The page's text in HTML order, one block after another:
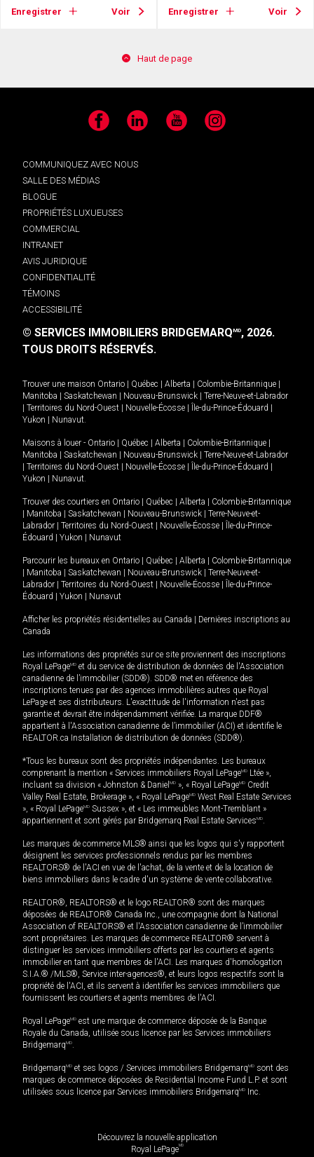
Enregistrer Voir Enregistrer Voir
Haut de page
Facebook LinkedIn YouTube Instagram
COMMUNIQUEZ AVEC NOUS
SALLE DES MÉDIAS
BLOGUE
PROPRIÉTÉS LUXUEUSES
COMMERCIAL
INTRANET
AVIS JURIDIQUE
CONFIDENTIALITÉ
TÉMOINS
ACCESSIBILITÉ
© SERVICES IMMOBILIERS BRIDGEMARQMD, 2026.
TOUS DROITS RÉSERVÉS.
Trouver une maison Ontario Québec Alberta Colombie-Britannique
Manitoba
Saskatchewan Nouveau-Brunswick
Terre-Neuve-et-Labrador
Territoires du Nord-Ouest Nouvelle-Écosse Île-du-Prince-Édouard
Yukon
Nunavut.
Maisons à louer - Ontario Québec Alberta Colombie-Britannique
Manitoba
Saskatchewan Nouveau-Brunswick
Terre-Neuve-et-Labrador
Territoires du Nord-Ouest Nouvelle-Écosse Île-du-Prince-Édouard
Yukon
Nunavut.
Trouver des courtiers en Ontario Québec Alberta
Colombie-Britannique
Manitoba Saskatchewan Nouveau-Brunswick
Terre-Neuve-et-
Labrador
Territoires du Nord-Ouest Nouvelle-Écosse
Île-du-Prince-
Édouard
Yukon Nunavut
Parcourir les bureaux en Ontario Québec Alberta
Colombie-Britannique
Manitoba Saskatchewan Nouveau-Brunswick
Terre-Neuve-et-
Labrador
Territoires du Nord-Ouest Nouvelle-Écosse
Île-du-Prince-
Édouard
Yukon Nunavut
Afficher les propriétés résidentielles au Canada
Dernières inscriptions au
Canada
Les informations des propriétés sur ce site proviennent des inscriptions
Royal LePageMD et du service de distribution de données de l'Association
canadienne de l’immobilier (SDD®). SDD® met en référence des
inscriptions tenues par des agences immobilières autres que Royal
LePage et ses distributeurs. L'exactitude de l'information n'est pas
garantie et devrait être indépendamment vérifiée. La marque DDF®
appartient à l'Association canadienne de l’immobilier (ACI) et identifie le
REALTOR.ca Installation de distribution de données (SDD®).
*Tous les bureaux sont des propriétés indépendantes. Les bureaux
comprenant la mention « Services immobiliers Royal LePageMD Ltée »,
incluant sa division « Johnston & Daniel MD », « Royal LePageMD Credit
Valley Real Estate, Brokerage », « Royal LePageMD West Real Estate Services
», « Royal LePageMD Sussex », et « Les immeubles Mont-Tremblant »
appartiennent et sont gérés par Bridgemarq Real Estate ServicesMD.
Les marques de commerce MLS® ainsi que les logos qui s'y rapportent
désignent les services professionnels rendus par les membres
REALTORS® de l'ACI en vue de l'achat, de la vente et de la location de
biens immobiliers dans le cadre d'un système de vente collaborative.
REALTOR®, REALTORS® et le logo REALTOR® sont des marques
déposées de REALTOR® Canada Inc., une compagnie dont la National
Association of REALTORS® et l'Association canadienne de l’immobilier
sont propriétaires. Les marques de commerce REALTOR® servent à
distinguer les services immobiliers offerts par les courtiers et agents
immobilier en tant que membres de l'ACI. Les marques d'homologation
S.I.A.® /MLS®, Service inter-agences®, et leurs logos respectifs sont la
propriété de l'ACI, et ils servent à identifier les services immobiliers que
fournissent les courtiers et agents membres de l'ACI.
Royal LePageMD est une marque de commerce déposée de la Banque
Royale du Canada, utilisée sous licence par les Services immobiliers
BridgemarqMD.
BridgemarqMD et ses logos / Services immobiliers BridgemarqMD sont des
marques de commerce déposées de Residential Income Fund L.P. et sont
utilisées sous licence par Services immobiliers BridgemarqMD Inc.
Découvrez la nouvelle application
Royal LePageMD